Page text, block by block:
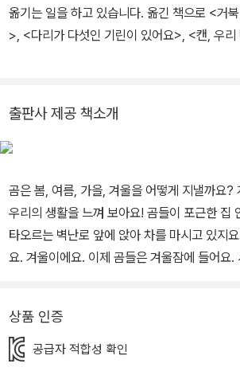
옮기는 일을 하고 있습니다. 옮긴 책으로 <거
>, <다리가 다섯인 기린이 있어요>, <캔, 우리
출판사 제공 책소개
곰은 봄, 여름, 가을, 겨울을 어떻게 지낼까요? 계절에 따라 변화하는
우리의 생활을 느껴 보아요! 곰들이 포근한 집
타오르는 벽난로 앞에 앉아 차를 마시고 있지
요. 겨울이에요. 이제 곰들은 겨울잠에 들어요.
밟아요. 가을이 왔어요. 제법 찬바람이 불어와
꺼내 입어요. 그리고 울긋불긋 아름다운 가을
상품 인증
공급자 적합성 확인